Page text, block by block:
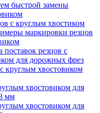
быстрой замены
с круглым хвостиком
маркировки резцов
резцов с
для дорожных фрез
круглым хвостовиком
хвостовиком для
мм
хвостовиком для